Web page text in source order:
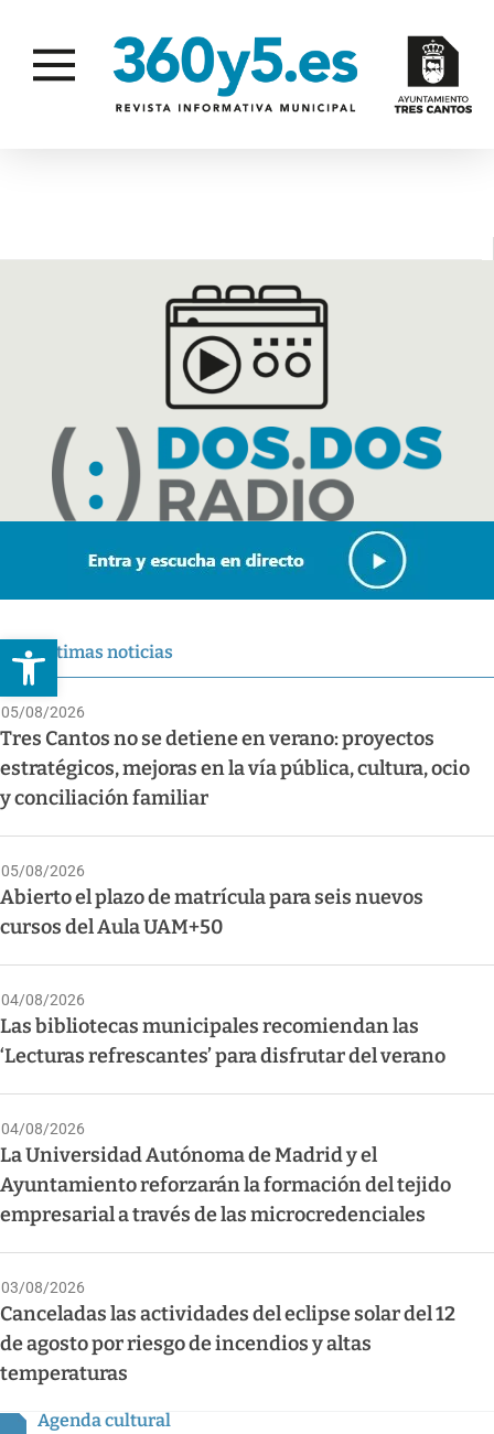
Abrir barra de herramientas
Últimas noticias
05/08/2026
Tres Cantos no se detiene en verano: proyectos
estratégicos, mejoras en la vía pública, cultura, ocio
y conciliación familiar
05/08/2026
Abierto el plazo de matrícula para seis nuevos
cursos del Aula UAM+50
04/08/2026
Las bibliotecas municipales recomiendan las
‘Lecturas refrescantes’ para disfrutar del verano
04/08/2026
La Universidad Autónoma de Madrid y el
Ayuntamiento reforzarán la formación del tejido
empresarial a través de las microcredenciales
03/08/2026
Canceladas las actividades del eclipse solar del 12
de agosto por riesgo de incendios y altas
temperaturas
Agenda cultural